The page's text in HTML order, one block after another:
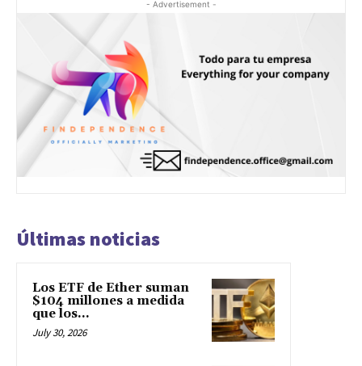
- Advertisement -
Últimas noticias
Los ETF de Ether suman
$104 millones a medida
que los...
July 30, 2026